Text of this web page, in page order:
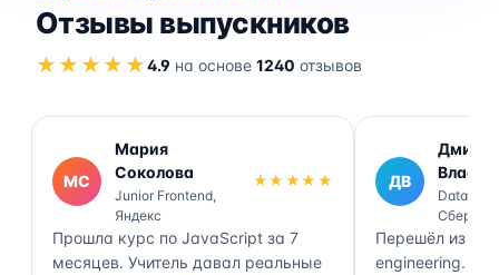
Отзывы выпускников
★★★★★4.9 на основе 1240 отзывов
МС
Мария
Соколова
Junior Frontend,
Яндекс
★★★★★
Прошла курс по JavaScript за 7
месяцев. Учитель давал реальные
ДВ
Власов
Data
Сбер
Перешёл из
engineering.